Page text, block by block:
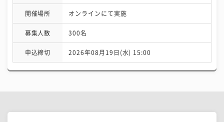
開催場所 オンラインにて実施
募集人数 300名
申込締切 2026年08月19日(水) 15:00